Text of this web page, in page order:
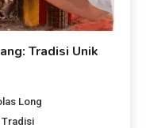
Tradisi Unik
Long
,Tradisi